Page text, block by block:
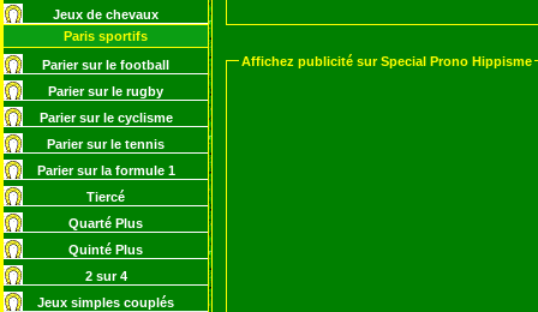
Jeux de chevaux
Paris sportifs
Parier sur le football
Parier sur le rugby
Parier sur le cyclisme
Parier sur le tennis
Parier sur la formule 1
Tiercé
Quarté Plus
Quinté Plus
2 sur 4
Jeux simples couplés
Affichez publicité sur Special Prono Hippisme